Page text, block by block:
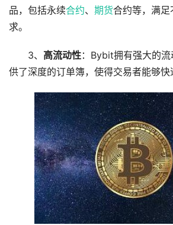
品，包括永续合约、 期货合约等，满足
求。
3、 高流动性：Bybit拥有强大的
供了深度的订单簿，使得交易者能够快